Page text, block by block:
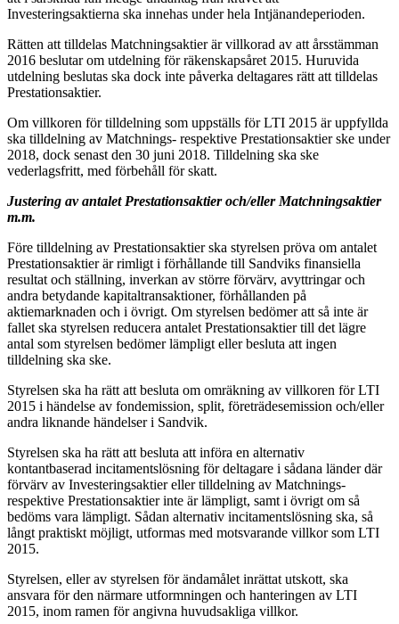
Investeringsaktierna ska innehas under hela Intjänandeperioden.
Rätten att tilldelas Matchningsaktier är villkorad av att årsstämman
2016 beslutar om utdelning för räkenskapsåret 2015. Huruvida
utdelning beslutas ska dock inte påverka deltagares rätt att tilldelas
Prestationsaktier.
Om villkoren för tilldelning som uppställs för LTI 2015 är uppfyllda
ska tilldelning av Matchnings- respektive Prestationsaktier ske under
2018, dock senast den 30 juni 2018. Tilldelning ska ske
vederlagsfritt, med förbehåll för skatt.
Justering av antalet Prestationsaktier och/eller Matchningsaktier
m.m.
Före tilldelning av Prestationsaktier ska styrelsen pröva om antalet
Prestationsaktier är rimligt i förhållande till Sandviks finansiella
resultat och ställning, inverkan av större förvärv, avyttringar och
andra betydande kapitaltransaktioner, förhållanden på
aktiemarknaden och i övrigt. Om styrelsen bedömer att så inte är
fallet ska styrelsen reducera antalet Prestationsaktier till det lägre
antal som styrelsen bedömer lämpligt eller besluta att ingen
tilldelning ska ske.
Styrelsen ska ha rätt att besluta om omräkning av villkoren för LTI
2015 i händelse av fondemission, split, företrädesemission och/eller
andra liknande händelser i Sandvik.
Styrelsen ska ha rätt att besluta att införa en alternativ
kontantbaserad incitamentslösning för deltagare i sådana länder där
förvärv av Investeringsaktier eller tilldelning av Matchnings-
respektive Prestationsaktier inte är lämpligt, samt i övrigt om så
bedöms vara lämpligt. Sådan alternativ incitamentslösning ska, så
långt praktiskt möjligt, utformas med motsvarande villkor som LTI
2015.
Styrelsen, eller av styrelsen för ändamålet inrättat utskott, ska
ansvara för den närmare utformningen och hanteringen av LTI
2015, inom ramen för angivna huvudsakliga villkor.